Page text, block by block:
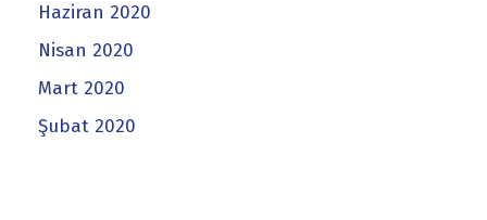
Haziran 2020
Nisan 2020
Mart 2020
Şubat 2020